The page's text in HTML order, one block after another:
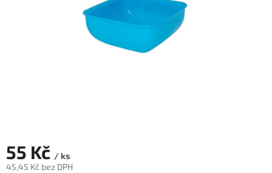
55 Kč / ks
45,45 Kč bez DPH